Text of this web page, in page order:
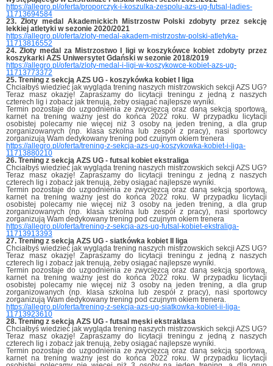
https://allegro.pl/oferta/proporczyk-i-koszulka-zespolu-azs-ug-futsal-ladies-
11713694584
23. Złoty medal Akademickich Mistrzostw Polski zdobyty przez sekcję
lekkiej atletyki w sezonie 2020/2021
https://allegro.pl/oferta/zloty-medal-akadem-mistrzostw-polski-atletyka-
11713816552
24. Złoty medal za Mistrzostwo I ligi w koszykówce kobiet zdobyty przez
koszykarki AZS Uniwersytet Gdański w sezonie 2018/2019
https://allegro.pl/oferta/zloty-medal-i-ligi-w-koszykowce-kobiet-azs-ug-
11713773372
25. Trening z sekcją AZS UG - koszykówka kobiet I liga
Chciałbyś wiedzieć jak wygląda trening naszych mistrzowskich sekcji AZS UG?
Teraz masz okazję! Zapraszamy do licytacji treningu z jedną z naszych
czterech lig i zobacz jak trenują, żeby osiągać najlepsze wyniki.
Termin pozostaje do uzgodnienia ze zwycięzcą oraz daną sekcją sportową,
karnet na trening ważny jest do końca 2022 roku. W przypadku licytacji
osobistej polecamy nie więcej niż 3 osoby na jeden trening, a dla grup
zorganizowanych (np. klasa szkolna lub zespół z pracy), nasi sportowcy
zorganizują Wam dedykowany trening pod czujnym okiem trenera
https://allegro.pl/oferta/trening-z-sekcja-azs-ug-koszykowka-kobiet-i-liga-
11713880210
26. Trening z sekcją AZS UG - futsal kobiet ekstraliga
Chciałbyś wiedzieć jak wygląda trening naszych mistrzowskich sekcji AZS UG?
Teraz masz okazję! Zapraszamy do licytacji treningu z jedną z naszych
czterech lig i zobacz jak trenują, żeby osiągać najlepsze wyniki.
Termin pozostaje do uzgodnienia ze zwycięzcą oraz daną sekcją sportową,
karnet na trening ważny jest do końca 2022 roku. W przypadku licytacji
osobistej polecamy nie więcej niż 3 osoby na jeden trening, a dla grup
zorganizowanych (np. klasa szkolna lub zespół z pracy), nasi sportowcy
zorganizują Wam dedykowany trening pod czujnym okiem trenera
https://allegro.pl/oferta/trening-z-sekcja-azs-ug-futsal-kobiet-ekstraliga-
11713913393
27. Trening z sekcją AZS UG - siatkówka kobiet II liga
Chciałbyś wiedzieć jak wygląda trening naszych mistrzowskich sekcji AZS UG?
Teraz masz okazję! Zapraszamy do licytacji treningu z jedną z naszych
czterech lig i zobacz jak trenują, żeby osiągać najlepsze wyniki.
Termin pozostaje do uzgodnienia ze zwycięzcą oraz daną sekcją sportową,
karnet na trening ważny jest do końca 2022 roku. W przypadku licytacji
osobistej polecamy nie więcej niż 3 osoby na jeden trening, a dla grup
zorganizowanych (np. klasa szkolna lub zespół z pracy), nasi sportowcy
zorganizują Wam dedykowany trening pod czujnym okiem trenera.
https://allegro.pl/oferta/trening-z-sekcja-azs-ug-siatkowka-kobiet-ii-liga-
11713923610
28. Trening z sekcją AZS UG - futsal męski ekstraklasa
Chciałbyś wiedzieć jak wygląda trening naszych mistrzowskich sekcji AZS UG?
Teraz masz okazję! Zapraszamy do licytacji treningu z jedną z naszych
czterech lig i zobacz jak trenują, żeby osiągać najlepsze wyniki.
Termin pozostaje do uzgodnienia ze zwycięzcą oraz daną sekcją sportową,
karnet na trening ważny jest do końca 2022 roku. W przypadku licytacji